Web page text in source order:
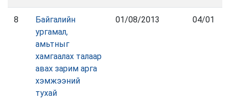
8
Байгалийн
ургамал,
амьтныг
хамгаалах талаар
авах зарим арга
хэмжээний
тухай
01/08/2013 04/01